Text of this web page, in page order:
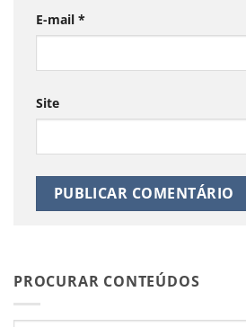
E-mail *
Site
PROCURAR CONTEÚDOS